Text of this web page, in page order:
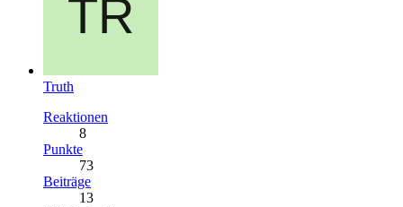
Truth
Reaktionen
8
Punkte
73
Beiträge
13